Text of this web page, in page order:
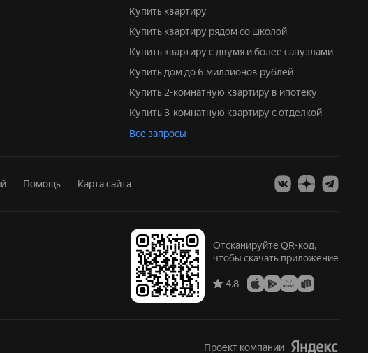
Купить квартиру
Купить квартиру рядом со школой
Купить квартиру с двумя и более санузлами
Купить дом до 6 миллионов рублей
Купить 2-комнатную квартиру в ипотеку
Купить 3-комнатную квартиру с отделкой
Все запросы
Помощь Карта сайта
Отсканируйте QR-код,
чтобы скачать приложение
4.8
Проект компании